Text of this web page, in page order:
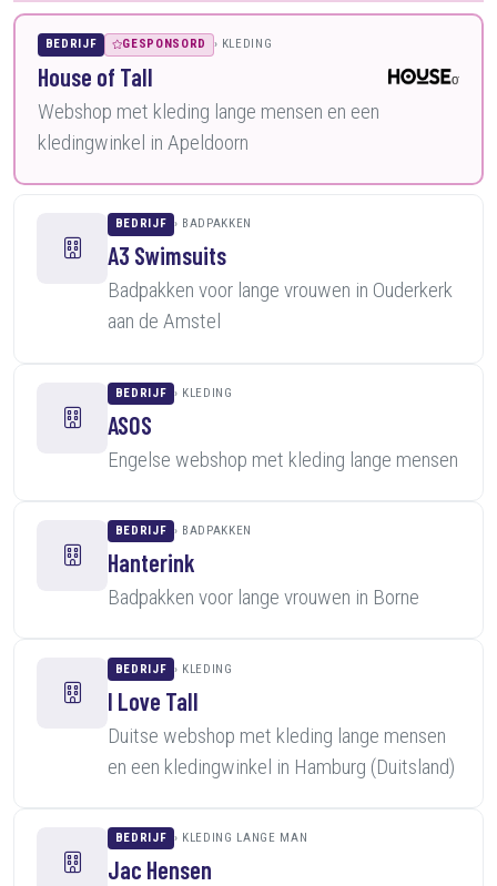
BEDRIJF GESPONSORD KLEDING
House of Tall
Webshop met kleding lange mensen en een
kledingwinkel in Apeldoorn
BEDRIJF BADPAKKEN
A3 Swimsuits
Badpakken voor lange vrouwen in Ouderkerk
aan de Amstel
BEDRIJF KLEDING
ASOS
Engelse webshop met kleding lange mensen
BEDRIJF BADPAKKEN
Hanterink
Badpakken voor lange vrouwen in Borne
BEDRIJF KLEDING
I Love Tall
Duitse webshop met kleding lange mensen
en een kledingwinkel in Hamburg (Duitsland)
BEDRIJF KLEDING LANGE MAN
Jac Hensen